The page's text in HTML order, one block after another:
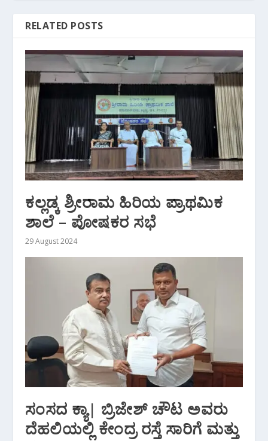
RELATED POSTS
ಕಲ್ಲಡ್ಕ ಶ್ರೀರಾಮ ಹಿರಿಯ ಪ್ರಾಥಮಿಕ
ಶಾಲೆ – ಪೋಷಕರ ಸಭೆ
29 August 2024
ಸಂಸದ ಕ್ಯಾ| ಬ್ರಿಜೇಶ್ ಚೌಟ ಅವರು
ದೆಹಲಿಯಲ್ಲಿ ಕೇಂದ್ರ ರಸ್ತೆ ಸಾರಿಗೆ ಮತ್ತು